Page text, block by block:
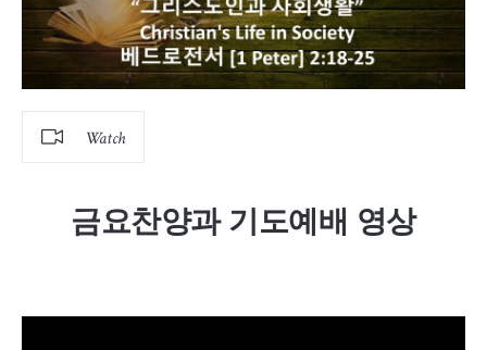
Watch
금요찬양과 기도예배 영상